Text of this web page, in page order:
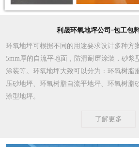
利晟环氧地坪公司·包工包
环氧地坪可根据不同的用途要求设计多种方
5mm厚的自流平地面，防滑耐磨涂装，砂浆
涂装等。环氧地坪大致可以分为：环氧树脂
压砂地坪、环氧树脂自流平地坪、环氧树脂
涂型地坪。
了解更多